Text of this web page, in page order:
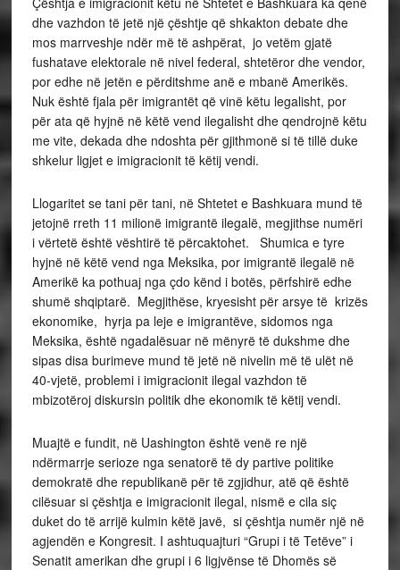
dhe vazhdon të jetë një çështje që shkakton debate dhe
mos marrveshje ndër më të ashpërat, jo vetëm gjatë
fushatave elektorale në nivel federal, shtetëror dhe vendor,
por edhe në jetën e përditshme anë e mbanë Amerikës.
Nuk është fjala për imigrantët që vinë këtu legalisht, por
për ata që hyjnë në këtë vend ilegalisht dhe qendrojnë këtu
me vite, dekada dhe ndoshta për gjithmonë si të tillë duke
shkelur ligjet e imigracionit të këtij vendi.
Llogaritet se tani për tani, në Shtetet e Bashkuara mund të
jetojnë rreth 11 milionë imigrantë ilegalë, megjithse numëri
i vërtetë është vështirë të përcaktohet. Shumica e tyre
hyjnë në këtë vend nga Meksika, por imigrantë ilegalë në
Amerikë ka pothuaj nga çdo kënd i botës, përfshirë edhe
shumë shqiptarë. Megjithëse, kryesisht për arsye të krizës
ekonomike, hyrja pa leje e imigrantëve, sidomos nga
Meksika, është ngadalësuar në mënyrë të dukshme dhe
sipas disa burimeve mund të jetë në nivelin më të ulët në
40-vjetë, problemi i imigracionit ilegal vazhdon të
mbizotëroj diskursin politik dhe ekonomik të këtij vendi.
Muajtë e fundit, në Uashington është venë re një
ndërmarrje serioze nga senatorë të dy partive politike
demokratë dhe republikanë për të zgjidhur, atë që është
cilësuar si çështja e imigracionit ilegal, nismë e cila siç
duket do të arrijë kulmin këtë javë, si çështja numër një në
agjendën e Kongresit. I ashtuquajturi “Grupi i të Tetëve” i
Senatit amerikan dhe grupi i 6 ligjvënse të Dhomës së